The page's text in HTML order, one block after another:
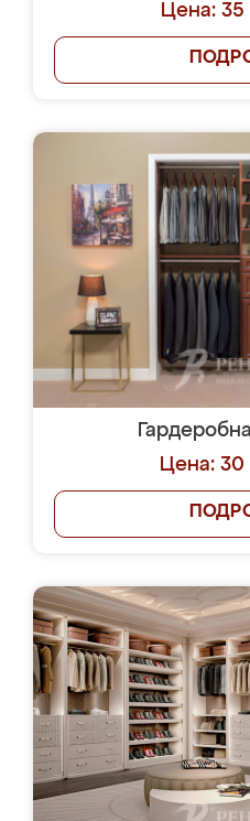
Цена:
Цена: